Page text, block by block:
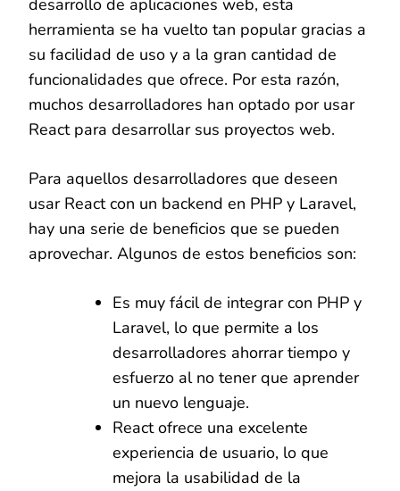
desarrollo de aplicaciones web, esta
herramienta se ha vuelto tan popular gracias a
su facilidad de uso y a la gran cantidad de
funcionalidades que ofrece. Por esta razón,
muchos desarrolladores han optado por usar
React para desarrollar sus proyectos web.
Para aquellos desarrolladores que deseen
usar React con un backend en PHP y Laravel,
hay una serie de beneficios que se pueden
aprovechar. Algunos de estos beneficios son:
Es muy fácil de integrar con PHP y
Laravel, lo que permite a los
desarrolladores ahorrar tiempo y
esfuerzo al no tener que aprender
un nuevo lenguaje.
React ofrece una excelente
experiencia de usuario, lo que
mejora la usabilidad de la